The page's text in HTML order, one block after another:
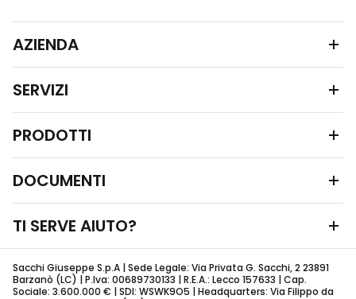
AZIENDA
SERVIZI
PRODOTTI
DOCUMENTI
TI SERVE AIUTO?
Sacchi Giuseppe S.p.A | Sede Legale: Via Privata G. Sacchi, 2 23891
Barzanò (LC) | P.Iva: 00689730133 | R.E.A.: Lecco 157633 | Cap.
Sociale: 3.600.000 € | SDI: WSWK9O5 | Headquarters: Via Filippo da